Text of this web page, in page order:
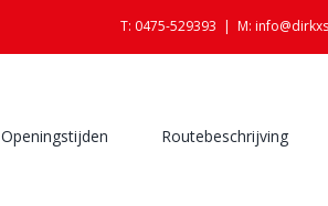
T: 0475-529393 | M:
Openingstijden Routebeschrijving